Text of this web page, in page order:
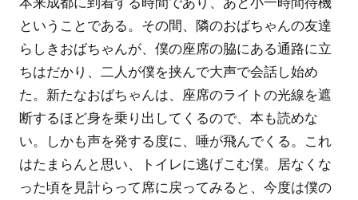
ということである。その間、隣のおばちゃんの友達
らしきおばちゃんが、僕の座席の脇にある通路に立
ちはだかり、二人が僕を挟んで大声で会話し始め
た。新たなおばちゃんは、座席のライトの光線を遮
断するほど身を乗り出してくるので、本も読めな
い。しかも声を発する度に、唾が飛んでくる。これ
はたまらんと思い、トイレに逃げこむ僕。居なくな
った頃を見計らって席に戻ってみると、今度は僕の